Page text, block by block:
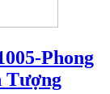
Phong
Tượng